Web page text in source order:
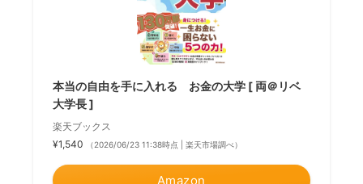
本当の自由を手に入れる お金の大学 [ 両＠リベ
大学長 ]
楽天ブックス
¥1,540
（2026/06/23 11:38時点 | 楽天市場調べ）
Amazon